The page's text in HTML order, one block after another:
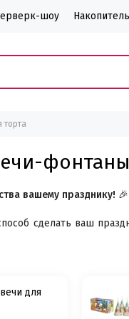
шоу
торта
вашему празднику! 🎉
сделать ваш
соответствуют
для